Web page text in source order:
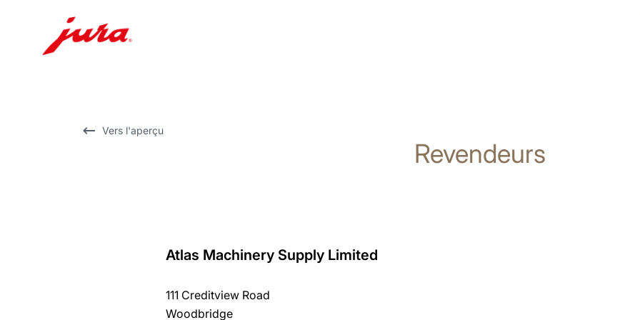
Vers l'aperçu
Revendeurs
Atlas Machinery Supply Limited
111 Creditview Road
Woodbridge